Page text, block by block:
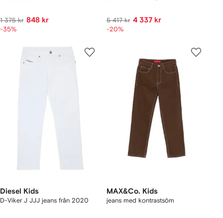
1 375 kr 848 kr
-35%
5 417 kr 4 337 kr
-20%
Diesel Kids
D-Viker J JJJ jeans från 2020
MAX&Co. Kids
jeans med kontrastsöm